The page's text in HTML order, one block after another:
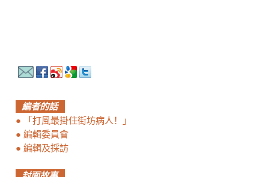
編者的話
●
「打風最掛住街坊病人！」
● 編輯委員會
● 編輯及採訪